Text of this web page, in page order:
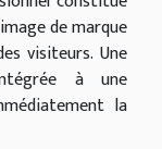
de marque
visiteurs. Une
à une
la